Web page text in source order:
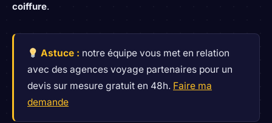
coiffure.
Astuce : notre équipe vous met en relation
avec des agences voyage partenaires pour un
devis sur mesure gratuit en 48h. Faire ma
demande